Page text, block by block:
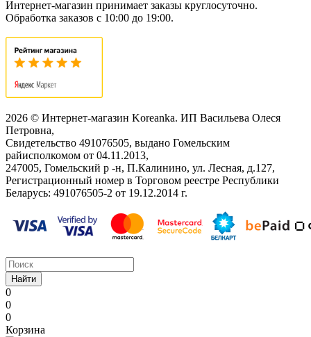
Интернет-магазин принимает заказы круглосуточно.
Обработка заказов с 10:00 до 19:00.
2026 © Интернет-магазин Koreanka. ИП Васильева Олеся
Петровна,
Свидетельство ‎491076505, выдано Гомельским
райисполкомом от 04.11.2013,
247005, Гомельский р -н, П.Калинино, ул. Лесная, д.127,
Регистрационный номер в Торговом реестре Республики
Беларусь: ‎491076505-2 от 19.12.2014 г.
Найти
0
0
0
Корзина